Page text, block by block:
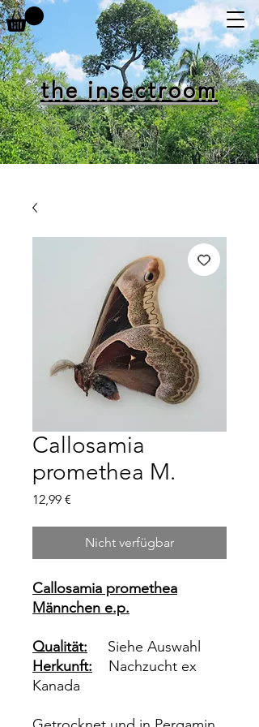
the insectroom
Callosamia
promethea M.
12,99 €
Nicht verfügbar
Callosamia promethea
Männchen e.p.
Qualität: Siehe Auswahl
Herkunft: Nachzucht ex
Kanada